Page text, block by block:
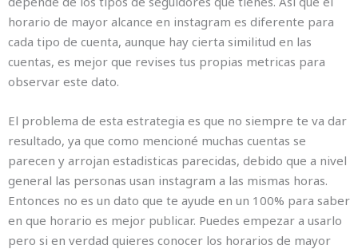
horario de mayor alcance en instagram es diferente para
cada tipo de cuenta, aunque hay cierta similitud en las
cuentas, es mejor que revises tus propias metricas para
observar este dato.
El problema de esta estrategia es que no siempre te va dar
resultado, ya que como mencioné muchas cuentas se
parecen y arrojan estadisticas parecidas, debido que a nivel
general las personas usan instagram a las mismas horas.
Entonces no es un dato que te ayude en un 100% para saber
en que horario es mejor publicar. Puedes empezar a usarlo
pero si en verdad quieres conocer los horarios de mayor